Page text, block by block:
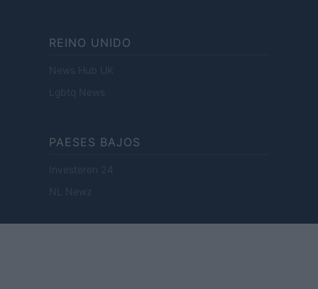
REINO UNIDO
News Hub UK
Lgbtq News
PAESES BAJOS
Investeren 24
NL Newz